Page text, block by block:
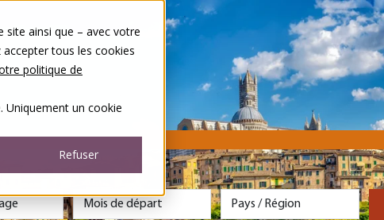
ainsi que – avec votre
tous les cookies
politique de
Uniquement un cookie
Refuser